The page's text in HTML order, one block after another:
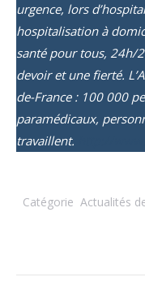
urgence, lors
hospitalisation à
santé pour tous, 24h/
devoir et une fierté.
de-France : 100 000
paramédicaux,
travaillent.
Catégorie Actualités